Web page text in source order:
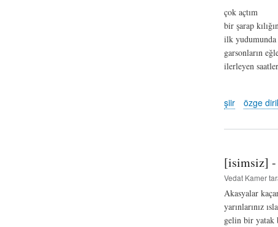
çok açtım
bir şarap
ilk
garsonların
ilerleyen
şiir özge
[isimsiz]
Vedat Kamer
Akasyalar
yarınlarınız
gelin bir yatak